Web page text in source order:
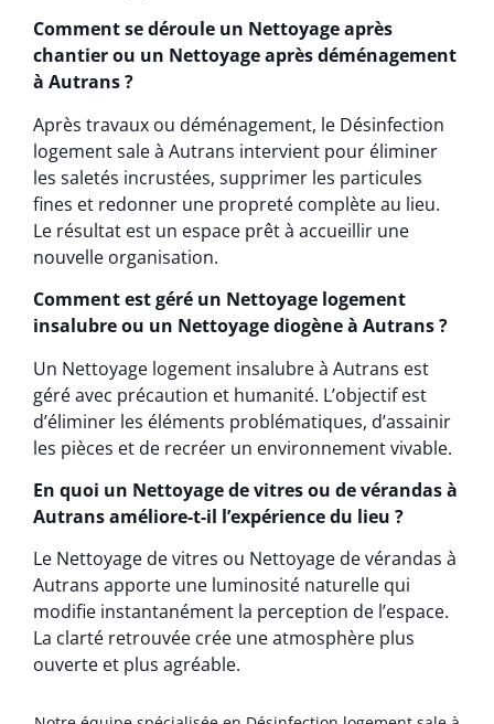
Comment se déroule un Nettoyage après
chantier ou un Nettoyage après déménagement
à Autrans ?
Après travaux ou déménagement, le Désinfection
logement sale à Autrans intervient pour éliminer
les saletés incrustées, supprimer les particules
fines et redonner une propreté complète au lieu.
Le résultat est un espace prêt à accueillir une
nouvelle organisation.
Comment est géré un Nettoyage logement
insalubre ou un Nettoyage diogène à Autrans ?
Un Nettoyage logement insalubre à Autrans est
géré avec précaution et humanité. L’objectif est
d’éliminer les éléments problématiques, d’assainir
les pièces et de recréer un environnement vivable.
En quoi un Nettoyage de vitres ou de vérandas à
Autrans améliore-t-il l’expérience du lieu ?
Le Nettoyage de vitres ou Nettoyage de vérandas à
Autrans apporte une luminosité naturelle qui
modifie instantanément la perception de l’espace.
La clarté retrouvée crée une atmosphère plus
ouverte et plus agréable.